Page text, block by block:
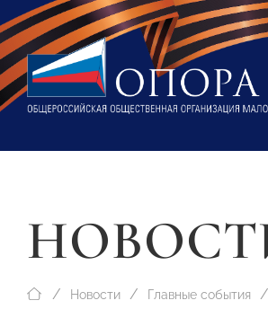
Новости Главные события